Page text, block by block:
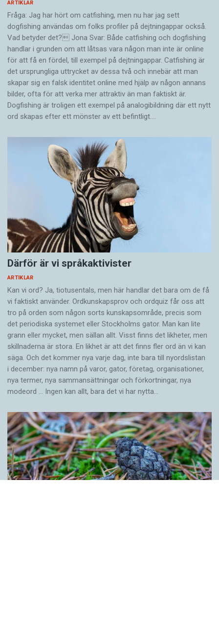
ARTIKLAR
Fråga: Jag har hört om catfishing, men nu har jag sett
dogfishing användas om folks profiler på dejtningappar också.
Vad betyder det? Jona Svar: Både catfishing och dogfishing
handlar i grunden om att låtsas vara någon man inte är online
för att få en fördel, till exempel på dejtningappar. Catfishing är
det ursprungliga uttrycket av dessa två och innebär att man
skapar sig en falsk identitet online med hjälp av någon annans
bilder, ofta för att verka mer attraktiv än man faktiskt är.
Dogfishing är troligen ett exempel på analogibildning där ett nytt
ord skapas efter ett mönster av ett befintligt.…
Därför är vi språkaktivister
ARTIKLAR
Kan vi ord? Ja, tiotusentals, men här handlar det bara om de få
vi faktiskt använder. Ordkunskapsprov och ordquiz får oss att
tro på orden som någon sorts kunskapsområde, precis som
det periodiska systemet eller Stockholms gator. Man kan lite
grann eller mycket, men sällan allt. Visst finns det likheter, men
skillnaderna är stora. En likhet är att det finns fler ord än vi kan
säga. Och det kommer nya varje dag, inte bara till nyordslistan
i december: nya namn på varor, gator, företag, organisationer,
nya termer, nya samman­sättningar och förkortningar, nya
modeord … Ingen kan allt, bara det vi har nytta…